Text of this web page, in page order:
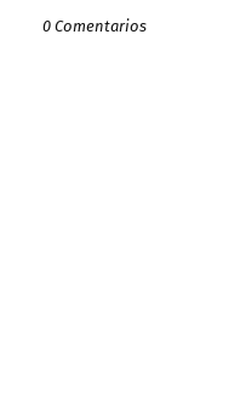
0 Comentarios